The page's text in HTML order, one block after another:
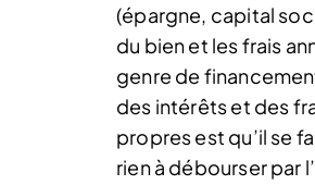
(épargne, capital
du bien et les frais
genre de
des intérêts et des
propres est qu’il se
rien à débourser par